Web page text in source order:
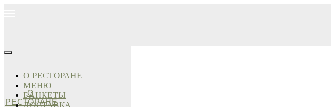
О
РЕСТОРАНЕ
О РЕСТОРАНЕ
МЕНЮ
БАНКЕТЫ
ДОСТАВКА